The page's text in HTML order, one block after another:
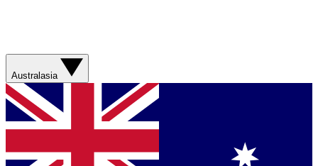
Australasia